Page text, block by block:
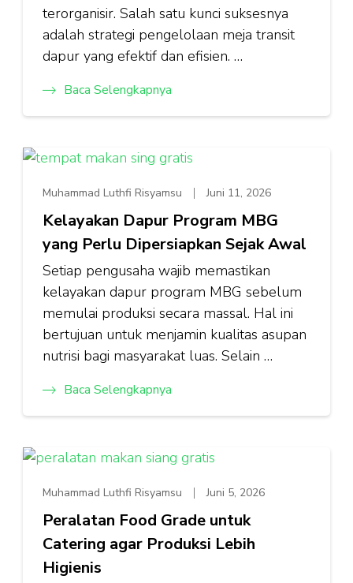
terorganisir. Salah satu kunci suksesnya
adalah strategi pengelolaan meja transit
dapur yang efektif dan efisien. …
Baca Selengkapnya
Muhammad Luthfi Risyamsu Juni 11, 2026
Kelayakan Dapur Program MBG
yang Perlu Dipersiapkan Sejak Awal
Setiap pengusaha wajib memastikan
kelayakan dapur program MBG sebelum
memulai produksi secara massal. Hal ini
bertujuan untuk menjamin kualitas asupan
nutrisi bagi masyarakat luas. Selain …
Baca Selengkapnya
Muhammad Luthfi Risyamsu Juni 5, 2026
Peralatan Food Grade untuk
Catering agar Produksi Lebih
Higienis